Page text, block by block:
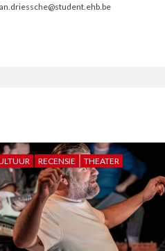
RECENSIE THEATER